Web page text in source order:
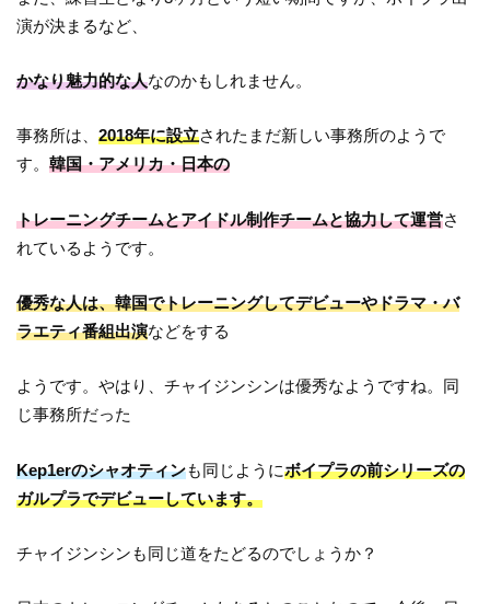
演が決まるなど、
かなり魅力的な人なのかもしれません。
事務所は、2018年に設立されたまだ新しい事務所のようで
す。韓国・アメリカ・日本の
トレーニングチームとアイドル制作チームと協力して運営さ
れているようです。
優秀な人は、韓国でトレーニングしてデビューやドラマ・バ
ラエティ番組出演などをする
ようです。やはり、チャイジンシンは優秀なようですね。同
じ事務所だった
Kep1erのシャオティンも同じようにボイプラの前シリーズの
ガルプラでデビューしています。
チャイジンシンも同じ道をたどるのでしょうか？